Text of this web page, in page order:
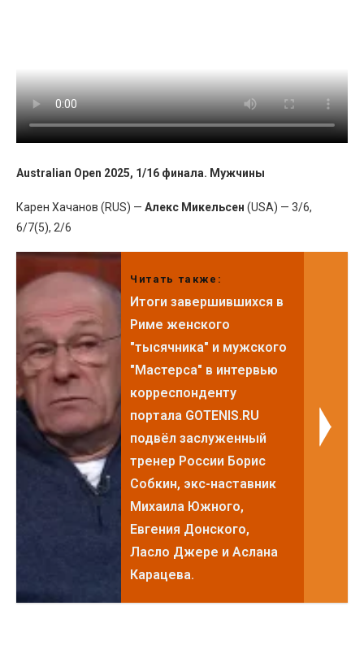
Australian Open 2025, 1/16 финала. Мужчины
Карен Хачанов (RUS) — Алекс Микельсен (USA) — 3/6,
6/7(5), 2/6
Читать также:
Итоги завершившихся в
Риме женского
"тысячника" и мужского
"Мастерса" в интервью
корреспонденту
портала GOTENIS.RU
подвёл заслуженный
тренер России Борис
Собкин, экс-наставник
Михаила Южного,
Евгения Донского,
Ласло Джере и Аслана
Карацева.